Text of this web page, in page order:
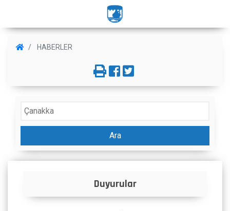
HABERLER
Ara
İlanlar